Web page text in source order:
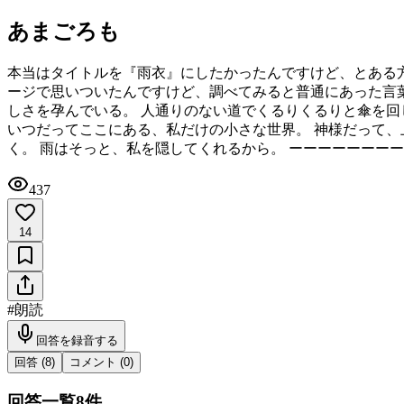
あまごろも
本当はタイトルを『雨衣』にしたかったんですけど、とあ
ージで思いついたんですけど、調べてみると普通にあった
しさを孕んでいる。 人通りのない道でくるりくるりと傘を
いつだってここにある、私だけの小さな世界。 神様だって
く。 雨はそっと、私を隠してくれるから。 ーーーーーーー
437
14
#朗読
回答を録音する
回答 (8) コメント (0)